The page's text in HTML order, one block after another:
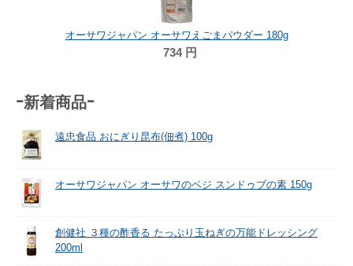
オーサワジャパン オーサワえごまパウダー 180g
734 円
-新着商品-
遠忠食品 おにぎり昆布(佃煮) 100g
オーサワジャパン オーサワのベジ スンドゥブの素 150g
創健社 ３種の酢香る たっぷり玉ねぎの万能ドレッシング
200ml